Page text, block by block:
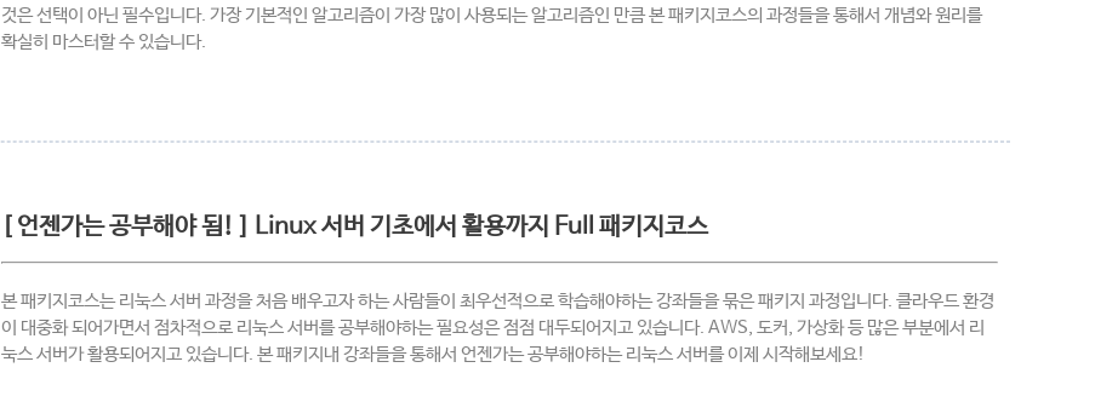
것은 선택이 아닌 필수입니다. 가장 기본적인 알고리즘이 가장 많이 사용되는 알고리즘인 만큼 본 패키지코스의 과정들을 통해서 개념와 원리를
확실히 마스터할 수 있습니다.
[ 언젠가는 공부해야 됨! ] Linux 서버 기초에서 활용까지 Full 패키지코스
본 패키지코스는 리눅스 서버 과정을 처음 배우고자 하는 사람들이 최우선적으로 학습해야하는 강좌들을 묶은 패키지 과정입니다. 클라우드 환경
이 대중화 되어가면서 점차적으로 리눅스 서버를 공부해야하는 필요성은 점점 대두되어지고 있습니다. AWS, 도커, 가상화 등 많은 부분에서 리
눅스 서버가 활용되어지고 있습니다. 본 패키지내 강좌들을 통해서 언젠가는 공부해야하는 리눅스 서버를 이제 시작해보세요!